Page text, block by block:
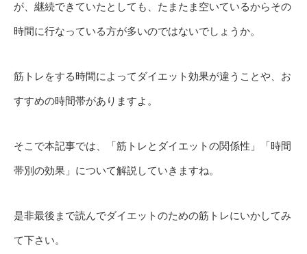
が、継続できていたとしても、たまたま空いているからその
時間に行なっている方が多いのではないでしょうか。
筋トレをする時間によってダイエット効果が違うことや、お
すすめの時間帯がありますよ。
そこで本記事では、「筋トレとダイエットの関係性」「時間
帯別の効果」について解説していきますね。
是非最後まで読んでダイエットのための筋トレにいかしてみ
て下さい。